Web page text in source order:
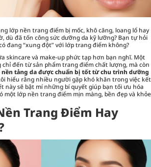
lớp nền trang điểm bị mốc, khô căng, loang lổ hay
dù đã tốn công sức dưỡng da kỹ lưỡng? Bạn tự hỏi
đang “xung đột” với lớp trang điểm không?
skincare và make-up phức tạp hơn bạn nghĩ. Một
đến từ sản phẩm trang điểm chất lượng, mà còn
nền tảng da được chuẩn bị tốt từ chu trình dưỡng
hiểu rằng nhiều người gặp khó khăn trong việc kết
này sẽ bật mí những bí quyết giúp bạn tối ưu hóa
một lớp nền trang điểm mịn màng, bền đẹp và khỏe
Trang Điểm Hay